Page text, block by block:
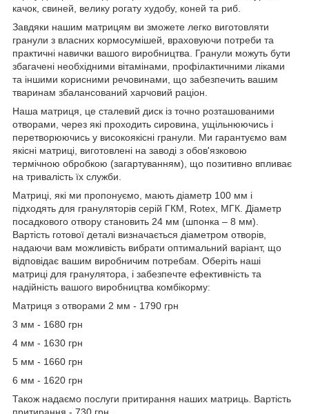
качок, свиней, велику рогату худобу, коней та риб.
Завдяки нашим матрицям ви зможете легко виготовляти
гранули з власних кормосумішей, враховуючи потреби та
практичні навички вашого виробництва. Гранули можуть бути
збагачені необхідними вітамінами, профілактичними ліками
та іншими корисними речовинами, що забезпечить вашим
тваринам збалансований харчовий раціон.
Наша матриця, це сталевий диск із точно розташованими
отворами, через які проходить сировина, ущільнюючись і
перетворюючись у високоякісні гранули. Ми гарантуємо вам
якісні матриці, виготовлені на заводі з обов'язковою
термічною обробкою (загартуванням), що позитивно впливає
на тривалість їх служби.
Матриці, які ми пропонуємо, мають діаметр 100 мм і
підходять для грануляторів серій ГКМ, Rotex, МГК. Діаметр
посадкового отвору становить 24 мм (шпонка – 8 мм).
Вартість готової деталі визначається діаметром отворів,
надаючи вам можливість вибрати оптимальний варіант, що
відповідає вашим виробничим потребам. Оберіть наші
матриці для гранулятора, і забезпечте ефективність та
надійність вашого виробництва комбікорму:
Матриця з отворами 2 мм - 1790 грн
3 мм - 1680 грн
4 мм - 1630 грн
5 мм - 1660 грн
6 мм - 1620 грн
Також надаємо послуги притирання наших матриць. Вартість
притирання - 730 грн.